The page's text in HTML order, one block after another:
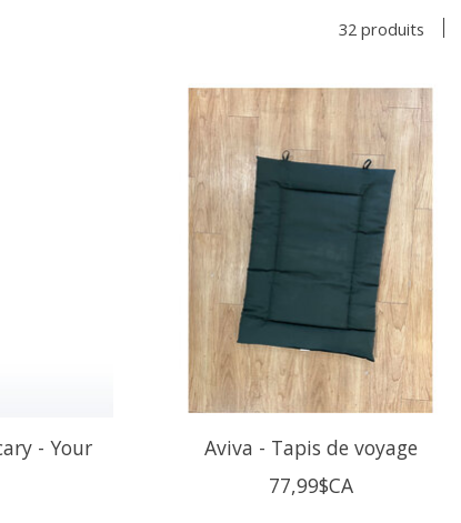
32 produits
- Your
Aviva - Tapis de voyage
77,99$CA